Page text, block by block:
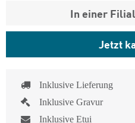
In einer
Jetzt
Inklusive Lieferung
Inklusive Gravur
Inklusive Etui